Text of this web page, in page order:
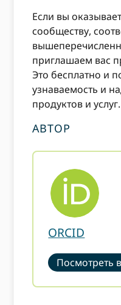
Если вы
сообществу,
приглашаем вас
Это бесплатно и
узнаваемость и
продуктов и услуг.
АВТОР
ORCID
Посмотреть